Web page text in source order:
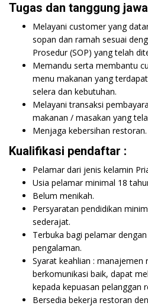
Tugas dan tanggung
Melayani customer yang
sopan dan ramah sesuai
Prosedur (SOP) yang telah
Memandu serta membantu
menu makanan yang
selera dan kebutuhan.
Melayani transaksi
makanan / masakan yang
Menjaga kebersihan restoran.
Kualifikasi pendaftar :
Pelamar dari jenis kelamin
Usia pelamar minimal 18
Belum menikah.
Persyaratan pendidikan
sederajat.
Terbuka bagi pelamar
pengalaman.
Syarat keahlian : manajemen
berkomunikasi baik, dapat
kepada kepuasan pelanggan
Bersedia bekerja restoran